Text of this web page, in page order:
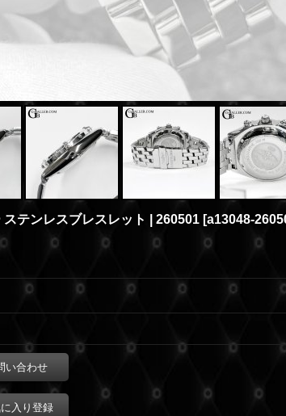
テンレスブレスレット | 260501 [a13048-
い合わせ
入り登録